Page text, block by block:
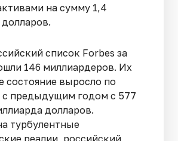
на сумму 1,4
список Forbes за
146 миллиардеров. Их
состояние выросло по
с предыдущим годом с 577
долларов.
турбулентные
реалии, российский